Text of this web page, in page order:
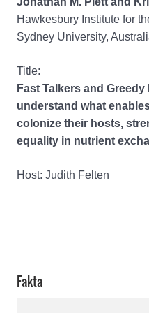
Hawkesbury Institute for
Sydney University,
Title:
Fast Talkers and
understand what
colonize their hosts,
equality in nutrient
Host: Judith Felten
Fakta